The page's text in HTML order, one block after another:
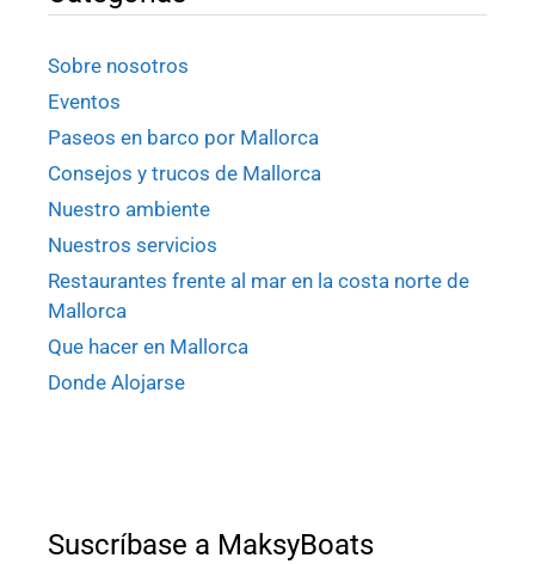
Sobre nosotros
Eventos
Paseos en barco por Mallorca
Consejos y trucos de Mallorca
Nuestro ambiente
Nuestros servicios
Restaurantes frente al mar en la costa norte de
Mallorca
Que hacer en Mallorca
Donde Alojarse
Suscríbase a MaksyBoats